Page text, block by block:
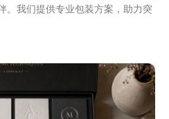
。我们提供专业包装方案，助力突